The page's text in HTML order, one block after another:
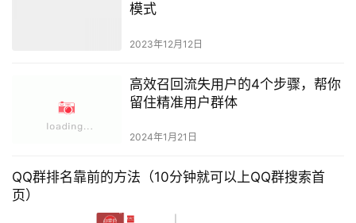
模式
2023年12月12日
高效召回流失用户的4个步骤，帮你
留住精准用户群体
2024年1月21日
QQ群排名靠前的方法（10分钟就可以上QQ群搜索首
页）